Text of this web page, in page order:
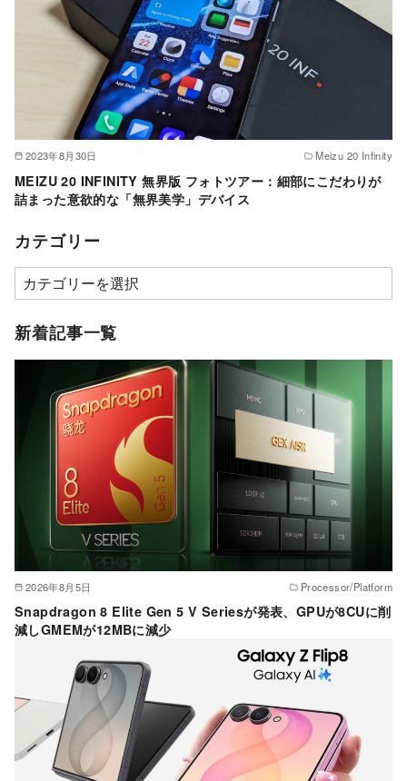
2023年8月30日 Meizu 20 Infinity
MEIZU 20 INFINITY 無界版 フォトツアー：細部にこだわりが
詰まった意欲的な「無界美学」デバイス
カテゴリー
カ
テ
ゴ
新着記事一覧
2026年8月5日 Processor/Platform
Snapdragon 8 Elite Gen 5 V Seriesが発表、GPUが8CUに削
減しGMEMが12MBに減少